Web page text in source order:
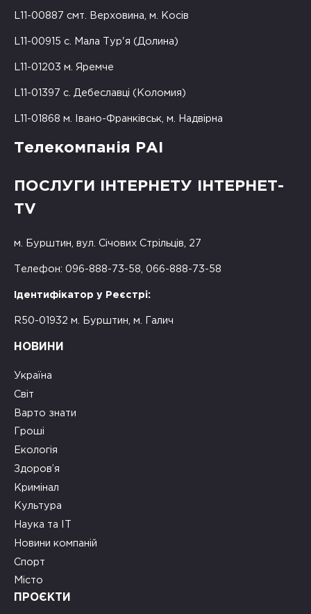
L11-00887 смт. Верховина, м. Косів
L11-00915 с. Мала Тур'я (Долина)
L11-01203 м. Яремче
L11-01397 с. Дебеславці (Коломия)
L11-01868 м. Івано-Франківськ, м. Надвірна
Телекомпанія РАІ
ПОСЛУГИ ІНТЕРНЕТУ ІНТЕРНЕТ-
TV
м. Бурштин, вул. Січових Стрільців, 27
Телефон: 096-888-73-58, 066-888-73-58
Ідентифікатор у Реєстрі:
R50-01932 м. Бурштин, м. Галич
НОВИНИ
Україна
Світ
Варто знати
Гроші
Екологія
Здоров’я
Кримінал
Культура
Наука та ІТ
Новини компаній
Спорт
Місто
ПРОЄКТИ